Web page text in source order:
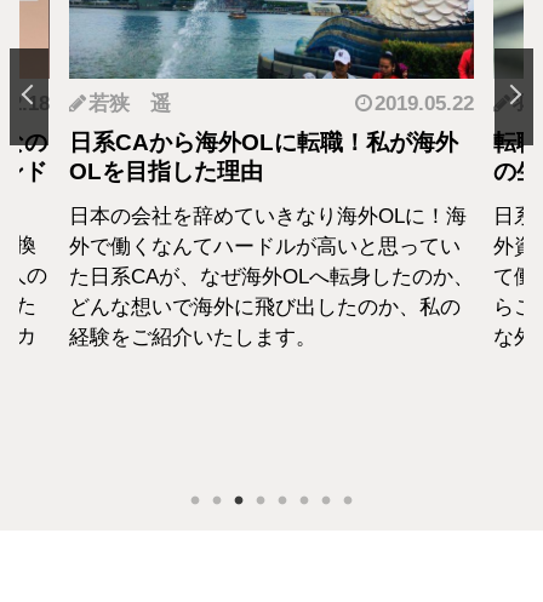
の
ド
換
人の
た
カ
若狭 遥 2019.05.22
日系CAから海外OLに転職！私が海外
OLを目指した理由
日本の会社を辞めていきなり海外OLに！海
外で働くなんてハードルが高いと思ってい
た日系CAが、なぜ海外OLへ転身したのか、
どんな想いで海外に飛び出したのか、私の
経験をご紹介いたします。
羽
転
の
日
外資
て働
らこ
な外